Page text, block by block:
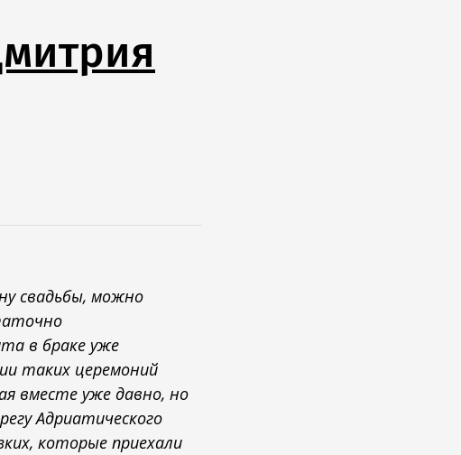
свадьбы, можно
в браке уже
таких церемоний
вместе уже давно, но
Адриатического
которые приехали